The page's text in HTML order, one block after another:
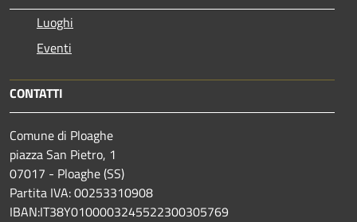
Luoghi
Eventi
CONTATTI
Comune di Ploaghe
piazza San Pietro, 1
07017 - Ploaghe (SS)
Partita IVA: 00253310908
IBAN:IT38Y0100003245522300305769